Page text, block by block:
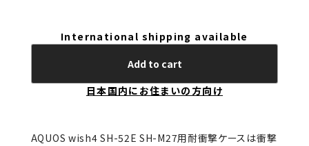
International shipping available
Add to cart
日本国内にお住まいの方向け
AQUOS wish4 SH-52E SH-M27用耐衝撃ケースは衝撃